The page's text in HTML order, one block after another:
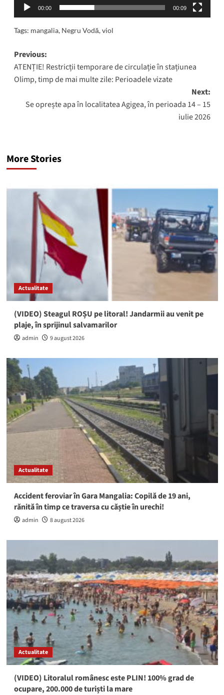
00:00 00:09
Tags: mangalia, Negru Vodă,viol
Post
navigation
Previous:
ATENȚIE! Restricții temporare de circulație în stațiunea
Olimp, timp de mai multe zile: Perioadele vizate
Next:
Se oprește apa în localitatea Agigea, în perioada 14 – 15
iulie 2026
More Stories
Actualitate
(VIDEO) Steagul ROȘU pe litoral! Jandarmii au venit pe
plaje, în sprijinul salvamarilor
admin 9 august 2026
Actualitate
Accident feroviar în Gara Mangalia: Copilă de 19 ani,
rănită în timp ce traversa cu căștie în urechi!
admin 8 august 2026
Actualitate
(VIDEO) Litoralul românesc este PLIN! 100% grad de
ocupare, 200.000 de turiști la mare